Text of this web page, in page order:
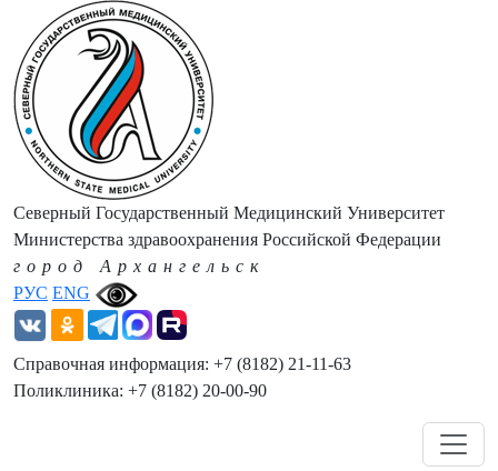
РУС ENG
Северный Государственный Медицинский Университет
Министерства здравоохранения Российской Федерации
город Архангельск
Справочная информация: +7 (8182) 21-11-63
Поликлиника: +7 (8182) 20-00-90